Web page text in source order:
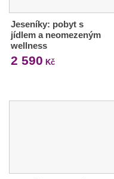
Jeseníky: pobyt s
jídlem a neomezeným
wellness
2 590 Kč